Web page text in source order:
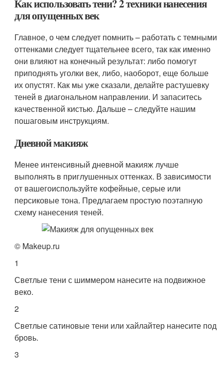
Как использовать тени? 2 техники нанесения
для опущенных век
Главное, о чем следует помнить – работать с темными
оттенками следует тщательнее всего, так как именно
они влияют на конечный результат: либо помогут
приподнять уголки век, либо, наоборот, еще больше
их опустят. Как мы уже сказали, делайте растушевку
теней в диагональном направлении. И запаситесь
качественной кистью. Дальше – следуйте нашим
пошаговым инструкциям.
Дневной макияж
Менее интенсивный дневной макияж лучше
выполнять в приглушенных оттенках. В зависимости
от вашегоиспользуйте кофейные, серые или
персиковые тона. Предлагаем простую поэтапную
схему нанесения теней.
© Makeup.ru
1
Светлые тени с шиммером нанесите на подвижное
веко.
2
Светлые сатиновые тени или хайлайтер нанесите под
бровь.
3